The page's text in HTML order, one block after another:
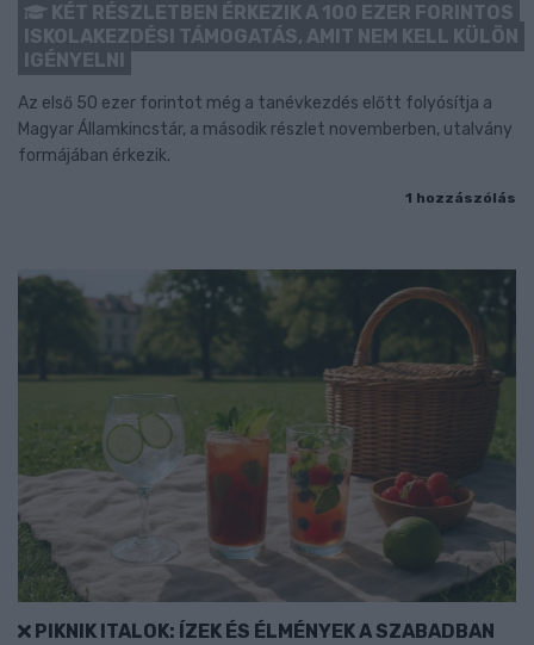
KÉT RÉSZLETBEN ÉRKEZIK A 100 EZER FORINTOS
ISKOLAKEZDÉSI TÁMOGATÁS, AMIT NEM KELL KÜLÖN
IGÉNYELNI
Az első 50 ezer forintot még a tanévkezdés előtt folyósítja a
Magyar Államkincstár, a második részlet novemberben, utalvány
formájában érkezik.
1 hozzászólás
PIKNIK ITALOK: ÍZEK ÉS ÉLMÉNYEK A SZABADBAN